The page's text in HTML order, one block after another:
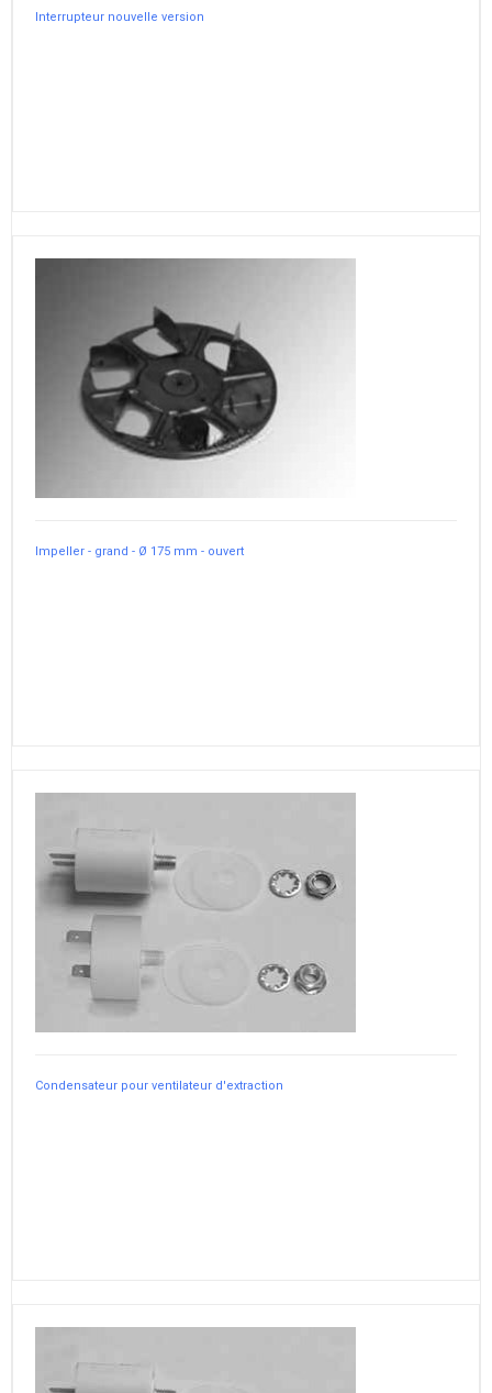
Interrupteur nouvelle version
Impeller - grand - Ø 175 mm - ouvert
Condensateur pour ventilateur d'extraction